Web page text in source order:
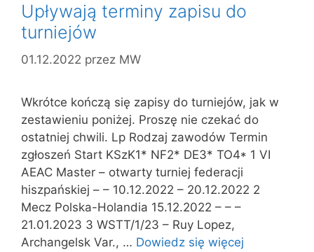
Upływają terminy zapisu do
turniejów
01.12.2022 przez MW
Wkrótce kończą się zapisy do turniejów, jak w
zestawieniu poniżej. Proszę nie czekać do
ostatniej chwili. Lp Rodzaj zawodów Termin
zgłoszeń Start KSzK1* NF2* DE3* TO4* 1 VI
AEAC Master – otwarty turniej federacji
hiszpańskiej – – 10.12.2022 – 20.12.2022 2
Mecz Polska-Holandia 15.12.2022 – – –
21.01.2023 3 WSTT/1/23 – Ruy Lopez,
Archangelsk Var., … Dowiedz się więcej